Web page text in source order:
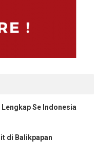
Se Indonesia
di Balikpapan